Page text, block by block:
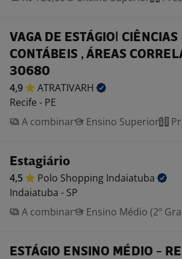
VAGA DE ESTÁGIO| CIÊNCIAS
CONTÁBEIS , ÁREAS
30680
4,9
ATRATIVARH
Recife - PE
A combinar
Ensino Superior
Estagiário
4,5 Polo Shopping Indaiatuba
Indaiatuba - SP
A combinar
Ensino Médio (2º
ESTÁGIO ENSINO MÉDIO -